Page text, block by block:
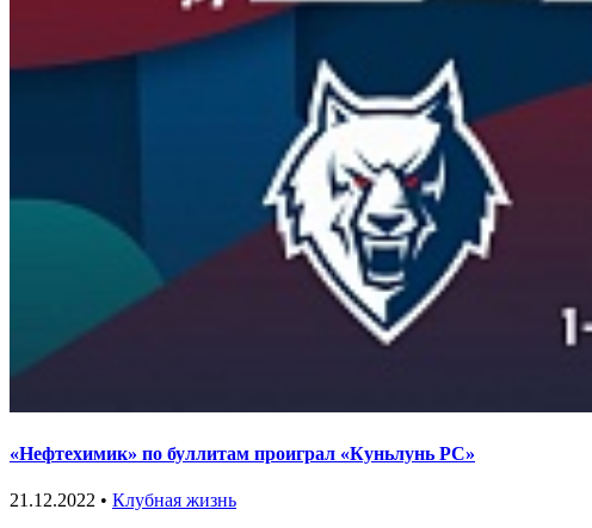
«Нефтехимик» по буллитам проиграл «Куньлунь РС»
21.12.2022 • Клубная жизнь